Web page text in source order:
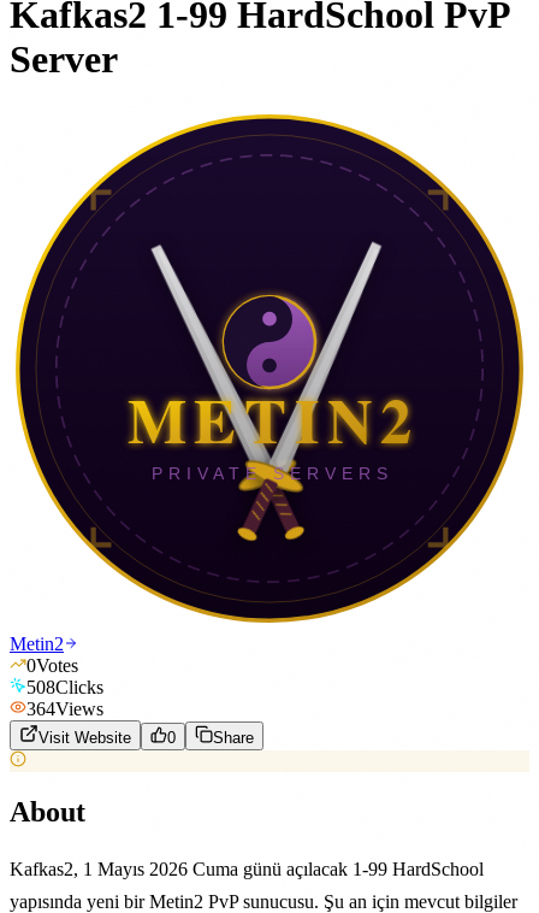
Kafkas2 1-99 HardSchool PvP
Server
Metin2
0Votes
508Clicks
364Views
Visit Website 0 Share
About
Kafkas2, 1 Mayıs 2026 Cuma günü açılacak 1-99 HardSchool
yapısında yeni bir Metin2 PvP sunucusu. Şu an için mevcut bilgiler